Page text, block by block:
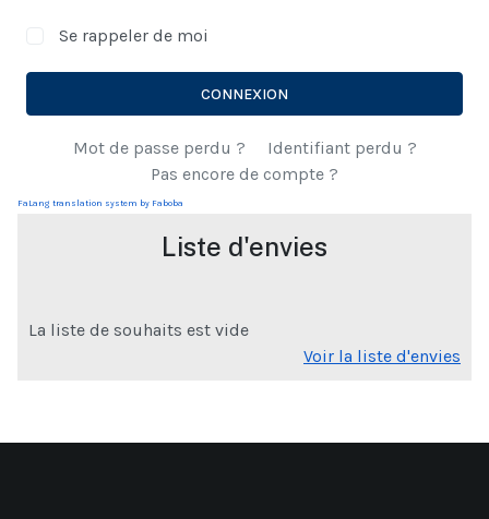
Se rappeler de moi
CONNEXION
Mot de passe perdu ?
Identifiant perdu ?
Pas encore de compte ?
FaLang translation system by Faboba
Liste d'envies
La liste de souhaits est vide
Voir la liste d'envies